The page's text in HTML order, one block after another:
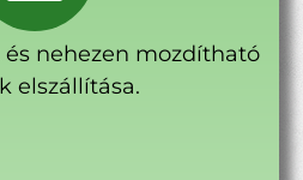
nehezen mozdítható
elszállítása.